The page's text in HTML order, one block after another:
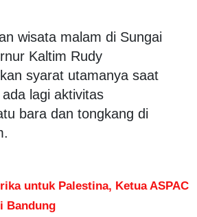
wisata malam di Sungai
Kaltim Rudy
syarat utamanya saat
lagi aktivitas
bara dan tongkang di
untuk Palestina, Ketua ASPAC
Bandung